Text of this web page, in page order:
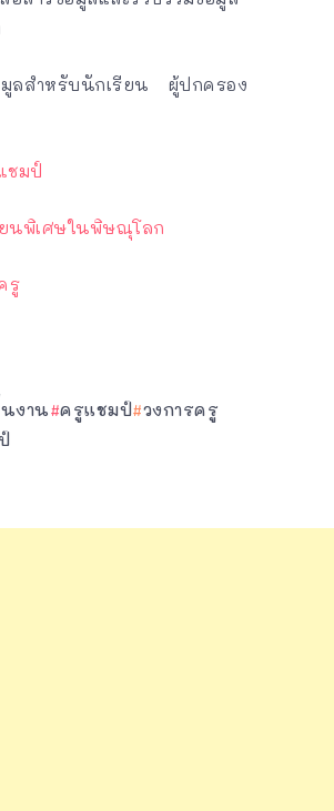
มูลสำหรับนักเรียน ผู้ปกครอง
ชมป์
นพิเศษในพิษณุโลก
รู
งาน ครูแชมป์ วงการครู